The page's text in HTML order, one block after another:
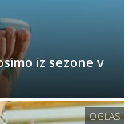
iz sezone v
OGLAS